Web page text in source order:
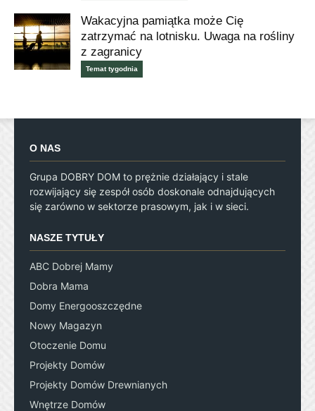
Wakacyjna pamiątka może Cię
zatrzymać na lotnisku. Uwaga na rośliny
z zagranicy
Temat tygodnia
O NAS
Grupa DOBRY DOM to prężnie działający i stale
rozwijający się zespół osób doskonale odnajdujących
się zarówno w sektorze prasowym, jak i w sieci.
NASZE TYTUŁY
ABC Dobrej Mamy
Dobra Mama
Domy Energooszczędne
Nowy Magazyn
Otoczenie Domu
Projekty Domów
Projekty Domów Drewnianych
Wnętrze Domów